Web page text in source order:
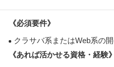
《必須要件》
クラサバ系またはWeb系の
《あれば活かせる資格・経